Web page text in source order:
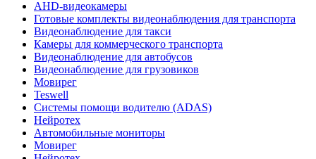
AHD-видеокамеры
Готовые комплекты видеонаблюдения для транспорта
Видеонаблюдение для такси
Камеры для коммерческого транспорта
Видеонаблюдение для автобусов
Видеонаблюдение для грузовиков
Мовирег
Teswell
Системы помощи водителю (ADAS)
Нейротех
Автомобильные мониторы
Мовирег